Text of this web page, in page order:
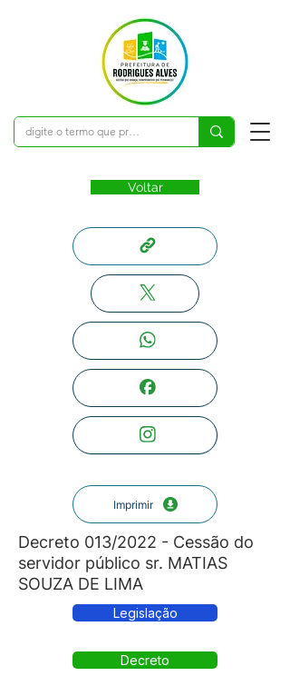
Voltar
Imprimir
Decreto 013/2022 - Cessão do
servidor público sr. MATIAS
SOUZA DE LIMA
Legislação
Decreto